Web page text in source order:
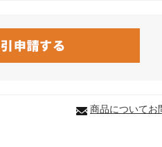
商品についてお